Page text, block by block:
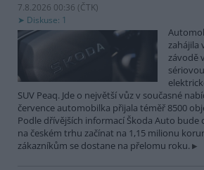
7.8.2026 00:36 (ČTK)
Diskuse: 1
zahájila
závodě
SUV Peaq. Jde o největší vůz v současné
července automobilka přijala téměř 8500
Podle dřívějších informací Škoda Auto bude
na českém trhu začínat na 1,15 milionu
zákazníkům se dostane na přelomu roku.